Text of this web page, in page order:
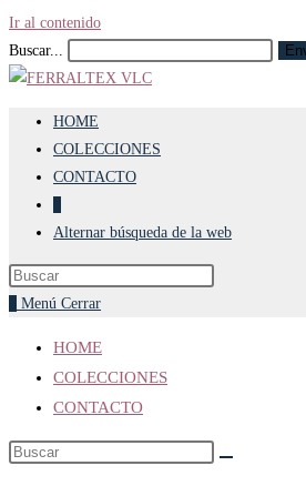
Ir al contenido
Buscar...
HOME
COLECCIONES
CONTACTO
Alternar búsqueda de la web
Menú Cerrar
HOME
COLECCIONES
CONTACTO